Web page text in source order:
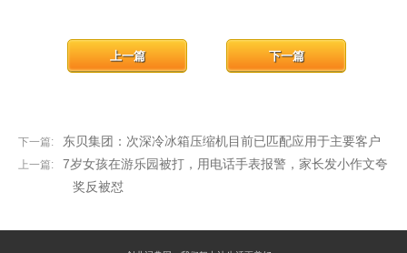
下一篇: 东贝集团：次深冷冰箱压缩机目前已匹配应用于主要客户
下一篇
上一篇:
7岁女孩在游乐园被打，用电话手表报警，家长发小作文夸
奖反被怼
上一篇